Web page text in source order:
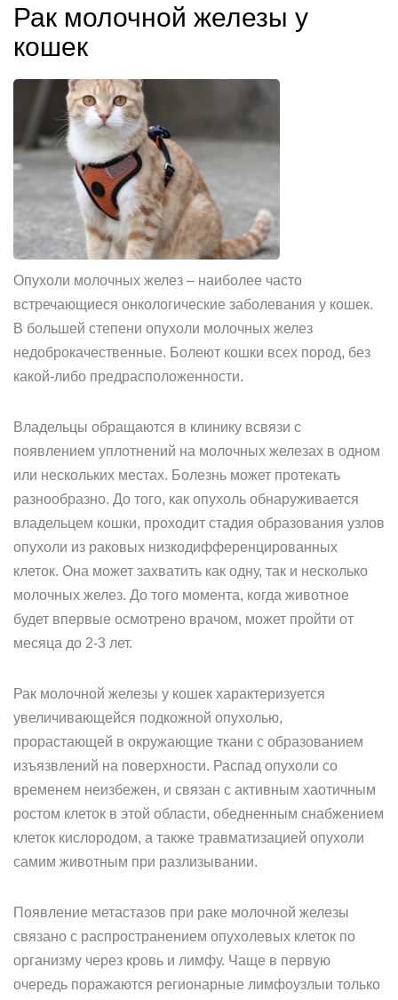
Рак молочной железы у
кошек
Опухоли молочных желез – наиболее часто
встречающиеся онкологические заболевания у кошек.
В большей степени опухоли молочных желез
недоброкачественные. Болеют кошки всех пород, без
какой-либо предрасположенности.
Владельцы обращаются в клинику всвязи с
появлением уплотнений на молочных железах в одном
или нескольких местах. Болезнь может протекать
разнообразно. До того, как опухоль обнаруживается
владельцем кошки, проходит стадия образования узлов
опухоли из раковых низкодифференцированных
клеток. Она может захватить как одну, так и несколько
молочных желез. До того момента, когда животное
будет впервые осмотрено врачом, может пройти от
месяца до 2-3 лет.
Рак молочной железы у кошек характеризуется
увеличивающейся подкожной опухолью,
прорастающей в окружающие ткани с образованием
изъязвлений на поверхности. Распад опухоли со
временем неизбежен, и связан с активным хаотичным
ростом клеток в этой области, обедненным снабжением
клеток кислородом, а также травматизацией опухоли
самим животным при разлизывании.
Появление метастазов при раке молочной железы
связано с распространением опухолевых клеток по
организму через кровь и лимфу. Чаще в первую
очередь поражаются регионарные лимфоузлыи только